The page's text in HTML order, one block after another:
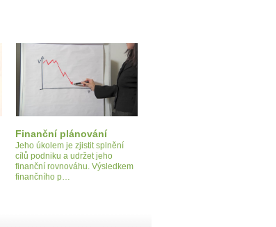
Finanční plánování
Jeho úkolem je zjistit splnění
cílů podniku a udržet jeho
finanční rovnováhu. Výsledkem
finančního p…